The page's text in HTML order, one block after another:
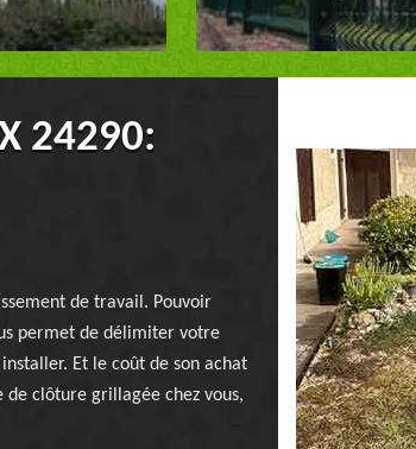
24290:
de travail. Pouvoir
permet de délimiter votre
Et le coût de son achat
de clôture grillagée chez vous,